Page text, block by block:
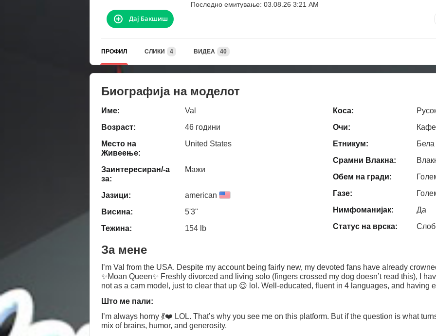
Последно емитување: 03.08.26 3:21 AM
Дај Бакшиш
ПРОФИЛ СЛИКИ 4 ВИДЕА 40
Биографија на моделот
Име:
Val
Возраст:
46 години
Место на
Живеење:
United States
Заинтересиран/-а
за:
Мажи
Јазици: american
Висина:
5'3"
Тежина:
154 lb
Коса:
Очи:
Етникум:
Бела
Срамни Влакна:
Обем на гради:
Газе:
Нимфоманијак:
Да
Статус на врска:
За мене
I’m Val from the USA. Despite my account being fairly new, my devoted fans have already
✨Moan Queen✨ Freshly divorced and living solo (fingers crossed my dog doesn’t read this), I have a successful career — and no,
not as a cam model, just to clear that up 😉 lol. Well-educated, fluent in 4 languages, and having explored a third of the globe, I’m
you’re greedy, stingy, or just plain vulgar, keep scrolling , this girl is not for you.
Што ме пали:
I’m always horny 💃❤️ LOL. That’s why you see me on this platform. But if the question is what
mix of brains, humor, and generosity.